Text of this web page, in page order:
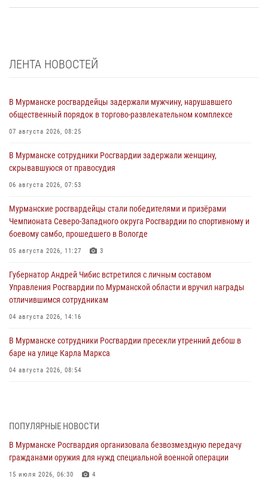
ЛЕНТА НОВОСТЕЙ
В Мурманске росгвардейцы задержали мужчину, нарушавшего
общественный порядок в торгово-развлекательном комплексе
07 августа 2026, 08:25
В Мурманске сотрудники Росгвардии задержали женщину,
скрывавшуюся от правосудия
06 августа 2026, 07:53
Мурманские росгвардейцы стали победителями и призёрами
Чемпионата Северо-Западного округа Росгвардии по спортивному и
боевому самбо, прошедшего в Вологде
05 августа 2026, 11:27 3
Губернатор Андрей Чибис встретился с личным составом
Управления Росгвардии по Мурманской области и вручил награды
отличившимся сотрудникам
04 августа 2026, 14:16
В Мурманске сотрудники Росгвардии пресекли утренний дебош в
баре на улице Карла Маркса
04 августа 2026, 08:54
03 августа 2026, 12:23 4
Сотрудники вневедомственной охраны Росгвардии пресекли
хулиганские действия дебошира на автозаправочной станции
города Кандалакши
ПОПУЛЯРНЫЕ НОВОСТИ
В Мурманске Росгвардия организовала безвозмездную передачу
гражданами оружия для нужд специальной военной операции
15 июля 2026, 06:30 4